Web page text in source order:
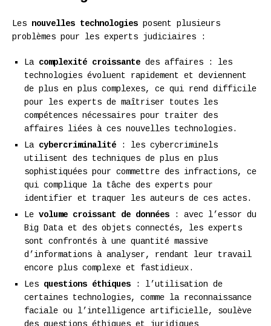
Les nouvelles technologies posent plusieurs
problèmes pour les experts judiciaires :
La complexité croissante des affaires : les
technologies évoluent rapidement et deviennent
de plus en plus complexes, ce qui rend difficile
pour les experts de maîtriser toutes les
compétences nécessaires pour traiter des
affaires liées à ces nouvelles technologies.
La cybercriminalité : les cybercriminels
utilisent des techniques de plus en plus
sophistiquées pour commettre des infractions, ce
qui complique la tâche des experts pour
identifier et traquer les auteurs de ces actes.
Le volume croissant de données : avec l’essor du
Big Data et des objets connectés, les experts
sont confrontés à une quantité massive
d’informations à analyser, rendant leur travail
encore plus complexe et fastidieux.
Les questions éthiques : l’utilisation de
certaines technologies, comme la reconnaissance
faciale ou l’intelligence artificielle, soulève
des questions éthiques et juridiques